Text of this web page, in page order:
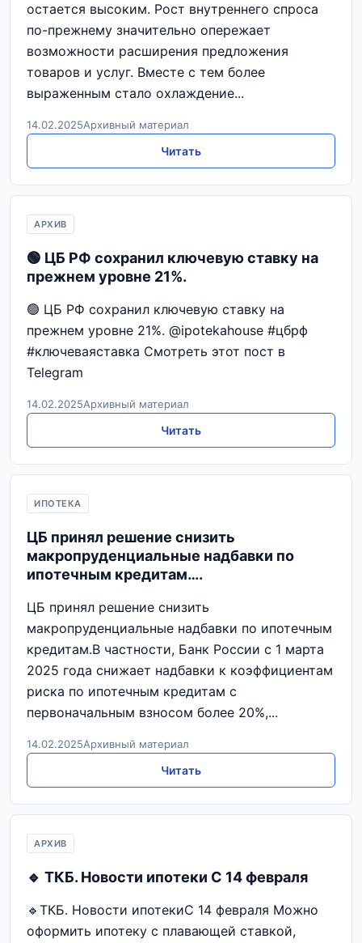
остается высоким. Рост внутреннего спроса
по-прежнему значительно опережает
возможности расширения предложения
товаров и услуг. Вместе с тем более
выраженным стало охлаждение...
14.02.2025Архивный материал
Читать
АРХИВ
🟢 ЦБ РФ сохранил ключевую ставку на
прежнем уровне 21%.
🟢 ЦБ РФ сохранил ключевую ставку на
прежнем уровне 21%. @ipotekahouse #цбрф
#ключеваяставка Смотреть этот пост в
Telegram
14.02.2025Архивный материал
Читать
ИПОТЕКА
ЦБ принял решение снизить
макропруденциальные надбавки по
ипотечным кредитам….
ЦБ принял решение снизить
макропруденциальные надбавки по ипотечным
кредитам.В частности, Банк России с 1 марта
2025 года снижает надбавки к коэффициентам
риска по ипотечным кредитам с
первоначальным взносом более 20%,...
14.02.2025Архивный материал
Читать
АРХИВ
🔹 ТКБ. Новости ипотеки С 14 февраля
🔹ТКБ. Новости ипотекиС 14 февраля Можно
оформить ипотеку с плавающей ставкой,